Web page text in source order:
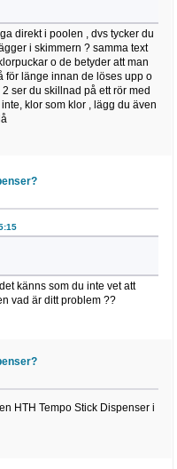
direkt i poolen , dvs tycker du
i skimmern ? samma text
o de betyder att man
för länge innan de löses upp o
ser du skillnad på ett rör med
klor som klor , lägg du även
känns som du inte vet att
vad är ditt problem ??
HTH Tempo Stick Dispenser i